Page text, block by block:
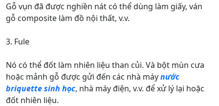
Gỗ vụn đã được nghiền nát có thể dùng làm giấy, ván
gỗ composite làm đồ nội thất, v.v.
3. Fule
Nó có thể đốt làm nhiên liệu than củi. Và bột mùn cưa
hoặc mảnh gỗ được gửi đến các nhà máynước
briquette sinh học, nhà máy điện, v.v. để xử lý lại hoặc
đốt nhiên liệu.